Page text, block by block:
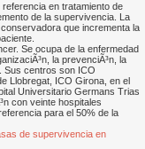
en tratamiento de
de la supervivencia. La
que incrementa la
Se ocupa de la enfermedad
la prevenciÃ³n, la
Sus centros son ICO
Llobregat, ICO Girona, en el
Universitario Germans Trias
con veinte hospitales
para el 50% de la
de supervivencia en